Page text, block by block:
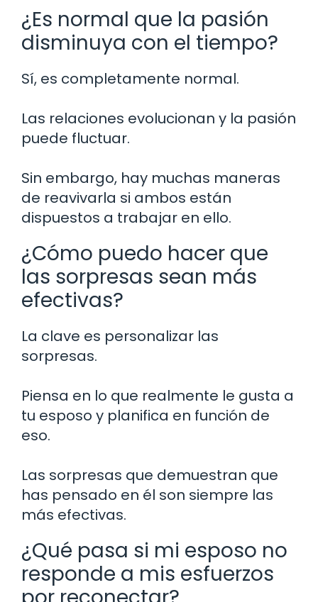
¿Es normal que la pasión
disminuya con el tiempo?
Sí, es completamente normal.
Las relaciones evolucionan y la pasión
puede fluctuar.
Sin embargo, hay muchas maneras
de reavivarla si ambos están
dispuestos a trabajar en ello.
¿Cómo puedo hacer que
las sorpresas sean más
efectivas?
La clave es personalizar las
sorpresas.
Piensa en lo que realmente le gusta a
tu esposo y planifica en función de
eso.
Las sorpresas que demuestran que
has pensado en él son siempre las
más efectivas.
¿Qué pasa si mi esposo no
responde a mis esfuerzos